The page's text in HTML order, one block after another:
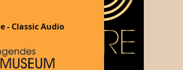
- Classic Audio